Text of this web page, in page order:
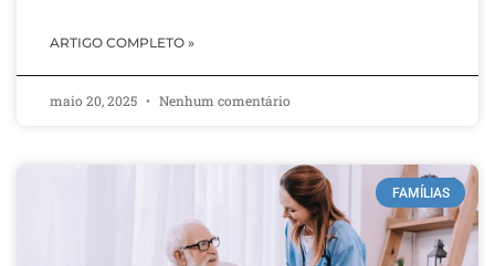
ARTIGO COMPLETO »
maio 20, 2025 Nenhum comentário
FAMÍLIAS